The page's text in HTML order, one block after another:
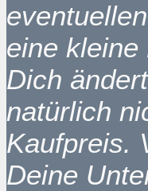
eine
Dich
natürlich
Kaufpreis.
Deine